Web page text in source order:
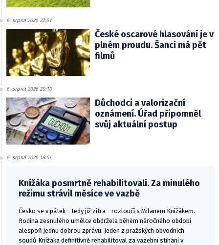
6. srpna 2026 22:01
České oscarové hlasování je v
plném proudu. Šanci má pět
filmů
6. srpna 2026 20:10
Důchodci a valorizační
oznámení. Úřad připomněl
svůj aktuální postup
6. srpna 2026 18:56
Knížáka posmrtně rehabilitovali. Za minulého
režimu strávil měsíce ve vazbě
Česko se v pátek - tedy již zítra - rozloučí s Milanem Knížákem.
Rodina zesnulého umělce obdržela během náročného období
alespoň jednu dobrou zprávu. Jeden z pražských obvodních
soudů Knížáka definitivně rehabilitoval za vazební stíhání v